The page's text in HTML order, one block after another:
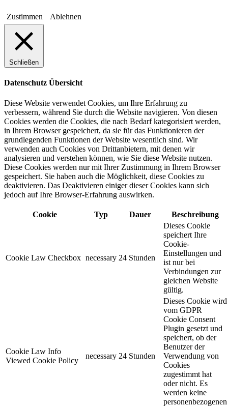
Zustimmen Ablehnen
Schließen
Datenschutz Übersicht
Diese Website verwendet Cookies, um Ihre Erfahrung zu
verbessern, während Sie durch die Website navigieren. Von diesen
Cookies werden die Cookies, die nach Bedarf kategorisiert werden,
in Ihrem Browser gespeichert, da sie für das Funktionieren der
grundlegenden Funktionen der Website wesentlich sind. Wir
verwenden auch Cookies von Drittanbietern, mit denen wir
analysieren und verstehen können, wie Sie diese Website nutzen.
Diese Cookies werden nur mit Ihrer Zustimmung in Ihrem Browser
gespeichert. Sie haben auch die Möglichkeit, diese Cookies zu
deaktivieren. Das Deaktivieren einiger dieser Cookies kann sich
jedoch auf Ihre Browser-Erfahrung auswirken.
Cookie Typ Dauer Beschreibung
Cookie Law Checkbox necessary 24 Stunden
Dieses Cookie
speichert Ihre
Cookie-
Einstellungen und
ist nur bei
Verbindungen zur
gleichen Website
gültig.
Cookie Law Info
Viewed Cookie Policy
necessary 24 Stunden
Dieses Cookie wird
vom GDPR
Cookie Consent
Plugin gesetzt und
speichert, ob der
Benutzer der
Verwendung von
Cookies
zugestimmt hat
oder nicht. Es
werden keine
personenbezogenen